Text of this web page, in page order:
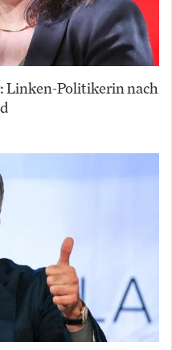
Linken-Politikerin nach